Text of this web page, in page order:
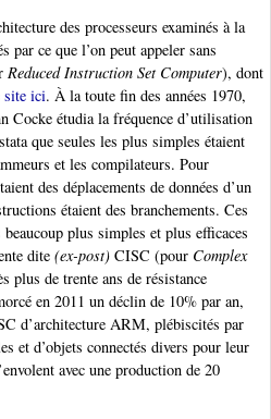
des processeurs examinés à la
par ce que l’on peut appeler sans
Reduced Instruction Set Computer), dont
site ici. À la toute fin des années 1970,
Cocke étudia la fréquence d’utilisation
que seules les plus simples étaient
et les compilateurs. Pour
des déplacements de données d’un
étaient des branchements. Ces
plus simples et plus efficaces
dite (ex-post) CISC (pour Complex
plus de trente ans de résistance
en 2011 un déclin de 10% par an,
d’architecture ARM, plébiscités par
et d’objets connectés divers pour leur
avec une production de 20